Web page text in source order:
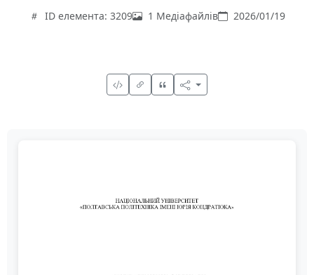
ID елемента: 3209 1 Медіафайлів 2026/01/19